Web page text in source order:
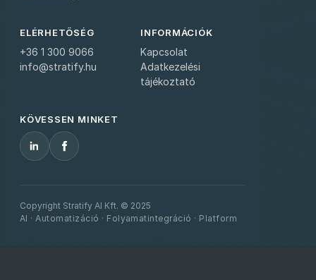
ELÉRHETŐSÉG
+36 1 300 9066
info@stratify.hu
INFORMÁCIÓK
Kapcsolat
Adatkezelési
tájékoztató
KÖVESSEN MINKET
Copyright Stratify AI Kft. © 2025
AI · Automatizáció · Folyamatintegráció · Platform